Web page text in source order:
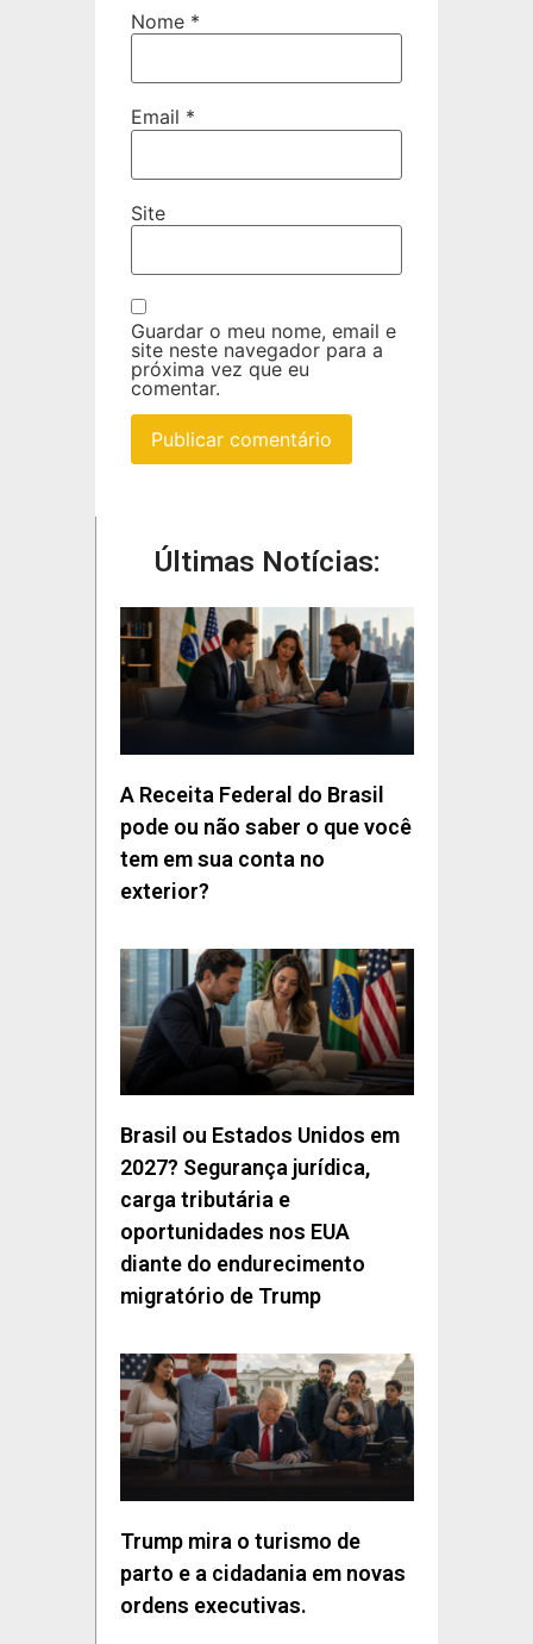
Nome *
Email *
Site
Guardar o meu nome, email e
site neste navegador para a
próxima vez que eu
comentar.
Últimas Notícias:
A Receita Federal do Brasil
pode ou não saber o que você
tem em sua conta no
exterior?
Brasil ou Estados Unidos em
2027? Segurança jurídica,
carga tributária e
oportunidades nos EUA
diante do endurecimento
migratório de Trump
Trump mira o turismo de
parto e a cidadania em novas
ordens executivas.